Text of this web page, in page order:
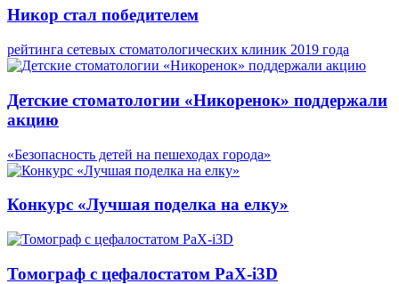
Никор стал победителем
рейтинга сетевых стоматологических клиник 2019 года
Детские стоматологии «Никоренок» поддержали
акцию
«Безопасность детей на пешеходах города»
Конкурс «Лучшая поделка на елку»
Томограф с цефалостатом PaX-i3D